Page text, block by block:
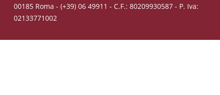
00185 Roma - (+39) 06 49911 - C.F.: 80209930587 - P. Iva:
02133771002